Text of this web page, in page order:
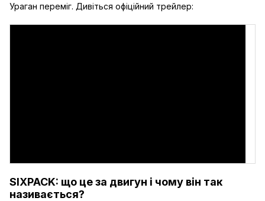
Ураган переміг. Дивіться офіційний трейлер:
SIXPACK: що це за двигун і чому він так
називається?